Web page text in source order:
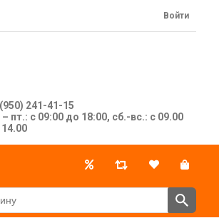
241-41-15
– пт.: с 09:00 до 18:00, сб.-вс.: с 09.00
Войти